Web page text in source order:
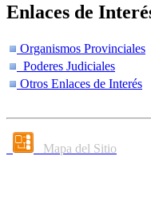
Enlaces de
Organismos Provinciales
Poderes Judiciales
Otros Enlaces de Interés
Mapa del Sitio